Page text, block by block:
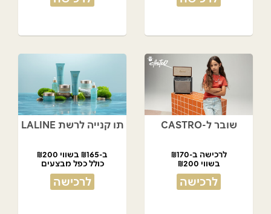
שובר ל-CASTRO
לרכישה ב-₪170
בשווי ₪200
לרכישה
תו קנייה לרשת LALINE
ב-₪165 בשווי ₪200
כולל כפל מבצעים
לרכישה